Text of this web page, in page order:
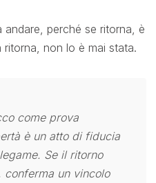
andare, perché se ritorna, è
non lo è mai stata.
come prova
è un atto di fiducia
Se il ritorno
conferma un vincolo